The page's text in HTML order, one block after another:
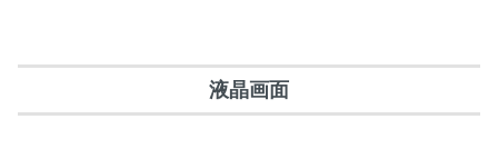
液晶画面